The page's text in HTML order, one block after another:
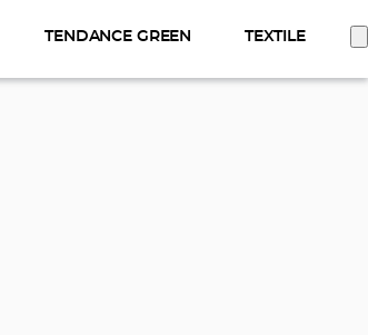
TENDANCE GREEN TEXTILE